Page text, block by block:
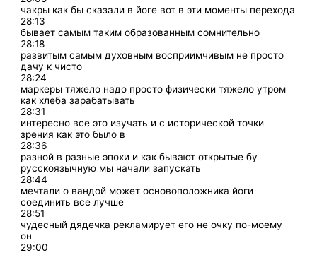
чакры как бы сказали в йоге вот в эти моменты перехода
28:13
бывает самым таким образованным сомнительно
28:18
развитым самым духовным восприимчивым не просто
дачу к чисто
28:24
маркеры тяжело надо просто физически тяжело утром
как хлеба зарабатывать
28:31
интересно все это изучать и с исторической точки
зрения как это было в
28:36
разной в разные эпохи и как бывают открытые бу
русскоязычную мы начали запускать
28:44
мечтали о вандой может основоположника йоги
соединить все лучше
28:51
чудесный дядечка рекламирует его не очку по-моему
он
29:00